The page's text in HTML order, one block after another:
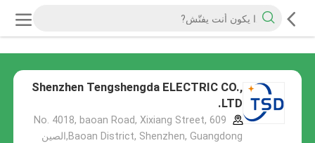
Shenzhen Tengshengda ELECTRIC CO.,
LTD.
609 No. 4018, baoan Road, Xixiang Street,
Baoan District, Shenzhen, Guangdong,الصين